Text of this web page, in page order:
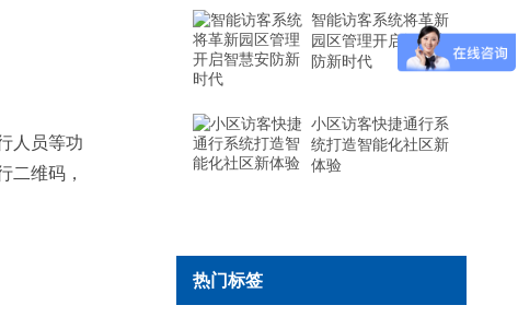
人员等功
二维码，
智能访客系统将革新
园区管理开启智慧安
防新时代
小区访客快捷通行系
统打造智能化社区新
体验
热门标签